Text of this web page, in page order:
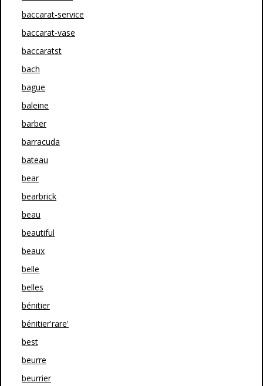
baccarat-service
baccarat-vase
baccaratst
bach
bague
baleine
barber
barracuda
bateau
bear
bearbrick
beau
beautiful
beaux
belle
belles
bénitier
bénitier'rare'
best
beurre
beurrier